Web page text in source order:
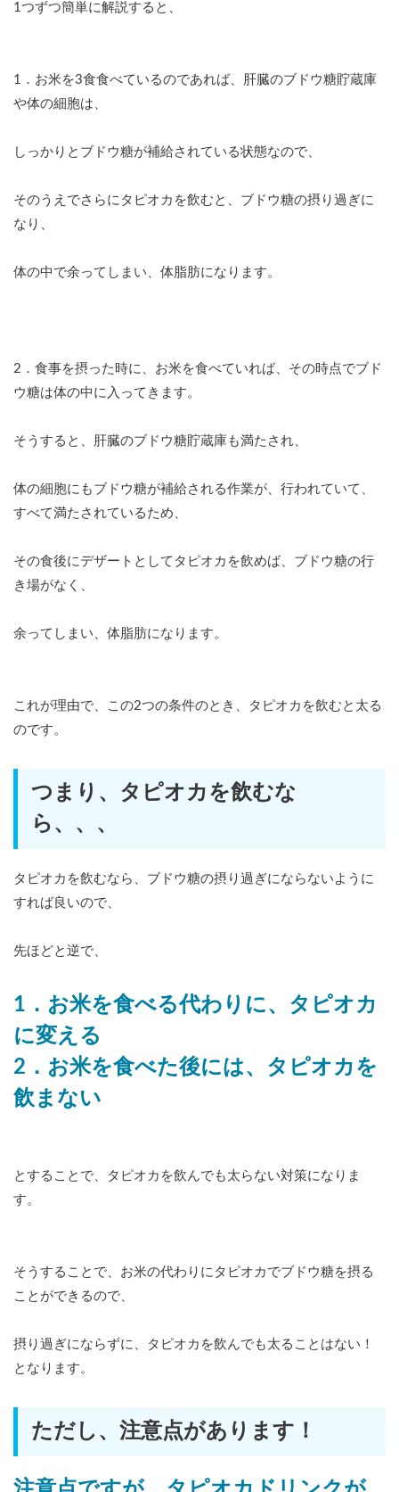
1つずつ簡単に解説すると、
1．お米を3食食べているのであれば、肝臓のブドウ糖貯蔵庫
や体の細胞は、
しっかりとブドウ糖が補給されている状態なので、
そのうえでさらにタピオカを飲むと、ブドウ糖の摂り過ぎに
なり、
体の中で余ってしまい、体脂肪になります。
2．食事を摂った時に、お米を食べていれば、その時点でブド
ウ糖は体の中に入ってきます。
そうすると、肝臓のブドウ糖貯蔵庫も満たされ、
体の細胞にもブドウ糖が補給される作業が、行われていて、
すべて満たされているため、
その食後にデザートとしてタピオカを飲めば、ブドウ糖の行
き場がなく、
余ってしまい、体脂肪になります。
これが理由で、この2つの条件のとき、タピオカを飲むと太る
のです。
つまり、タピオカを飲むな
ら、、、
タピオカを飲むなら、ブドウ糖の摂り過ぎにならないように
すれば良いので、
先ほどと逆で、
1．お米を食べる代わりに、タピオカ
に変える
2．お米を食べた後には、タピオカを
飲まない
とすることで、タピオカを飲んでも太らない対策になりま
す。
そうすることで、お米の代わりにタピオカでブドウ糖を摂る
ことができるので、
摂り過ぎにならずに、タピオカを飲んでも太ることはない！
となります。
ただし、注意点があります！